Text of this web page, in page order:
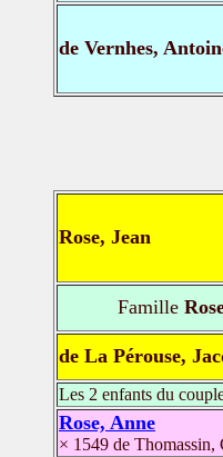
de Vernhes,
Rose, Jean
Famille
de La Pérouse,
Les 2 enfants du
Rose, Anne
× 1549 de Thomassin,